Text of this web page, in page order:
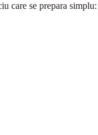
care se prepara simplu: